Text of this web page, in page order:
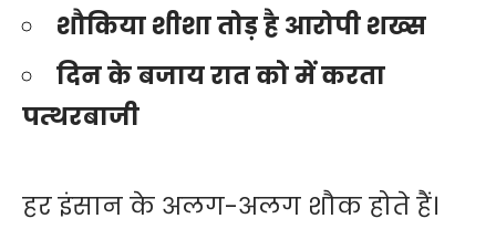
शौकिया शीशा तोड़ है आरोपी शख्स
दिन के बजाय रात को में करता
पत्थरबाजी
हर इंसान के अलग-अलग शौक होते हैं।